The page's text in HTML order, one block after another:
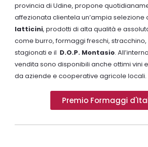
provincia di Udine, propone
affezionata clientela un’ampia selezione
latticini, prodotti di alta qualità e
come burro, formaggi freschi,
stagionati e il D.O.P. Montasio.
vendita sono disponibili anche ottimi vini
da aziende e cooperative agricole locali.
Premio Formaggi